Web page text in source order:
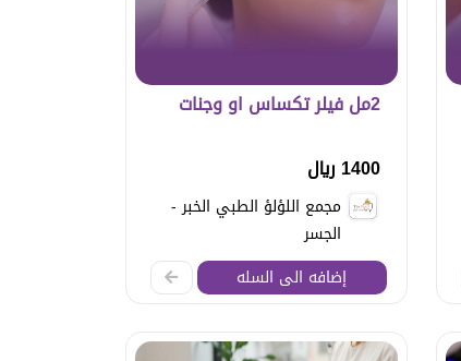
2مل فيلر تكساس او وجنات
1400 ريال
مجمع اللؤلؤ الطبي الخبر -
الجسر
إضافه الى السله